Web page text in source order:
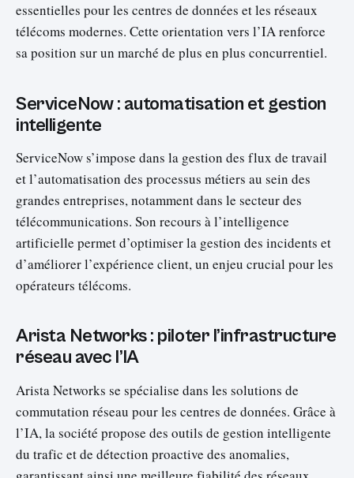
essentielles pour les centres de données et les réseaux
télécoms modernes. Cette orientation vers l’IA renforce
sa position sur un marché de plus en plus concurrentiel.
ServiceNow : automatisation et gestion
intelligente
ServiceNow s’impose dans la gestion des flux de travail
et l’automatisation des processus métiers au sein des
grandes entreprises, notamment dans le secteur des
télécommunications. Son recours à l’intelligence
artificielle permet d’optimiser la gestion des incidents et
d’améliorer l’expérience client, un enjeu crucial pour les
opérateurs télécoms.
Arista Networks : piloter l’infrastructure
réseau avec l’IA
Arista Networks se spécialise dans les solutions de
commutation réseau pour les centres de données. Grâce à
l’IA, la société propose des outils de gestion intelligente
du trafic et de détection proactive des anomalies,